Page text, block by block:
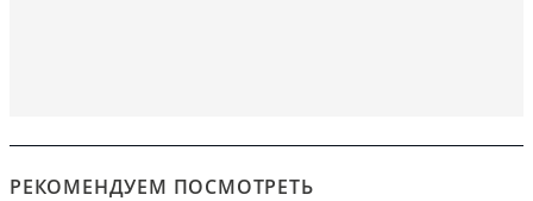
РЕКОМЕНДУЕМ ПОСМОТРЕТЬ